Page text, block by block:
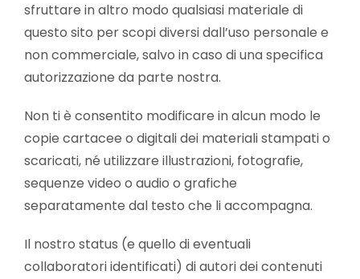
sfruttare in altro modo qualsiasi materiale di
questo sito per scopi diversi dall’uso personale e
non commerciale, salvo in caso di una specifica
autorizzazione da parte nostra.
Non ti è consentito modificare in alcun modo le
copie cartacee o digitali dei materiali stampati o
scaricati, né utilizzare illustrazioni, fotografie,
sequenze video o audio o grafiche
separatamente dal testo che li accompagna.
Il nostro status (e quello di eventuali
collaboratori identificati) di autori dei contenuti